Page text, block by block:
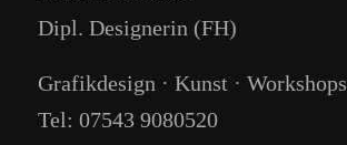
Dipl. Designerin (FH)
Grafikdesign · Kunst · Workshops
Tel: 07543 9080520